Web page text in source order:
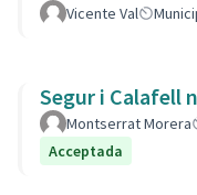
Vicente Val
Segur i Calafell
Montserrat Morera
Acceptada